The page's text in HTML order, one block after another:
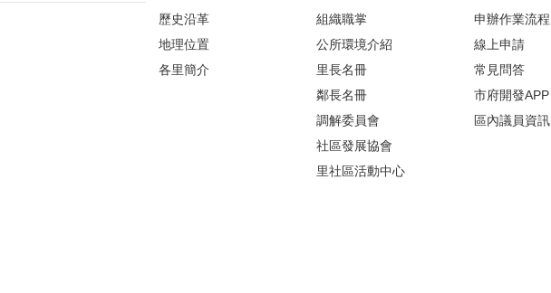
歷史沿革
地理位置
各里簡介
組織職掌
公所環境介紹
里長名冊
鄰長名冊
調解委員會
社區發展協會
里社區活動中心
申辦作業流程
線上申請
常見問答
市府開發APP
區內議員資訊